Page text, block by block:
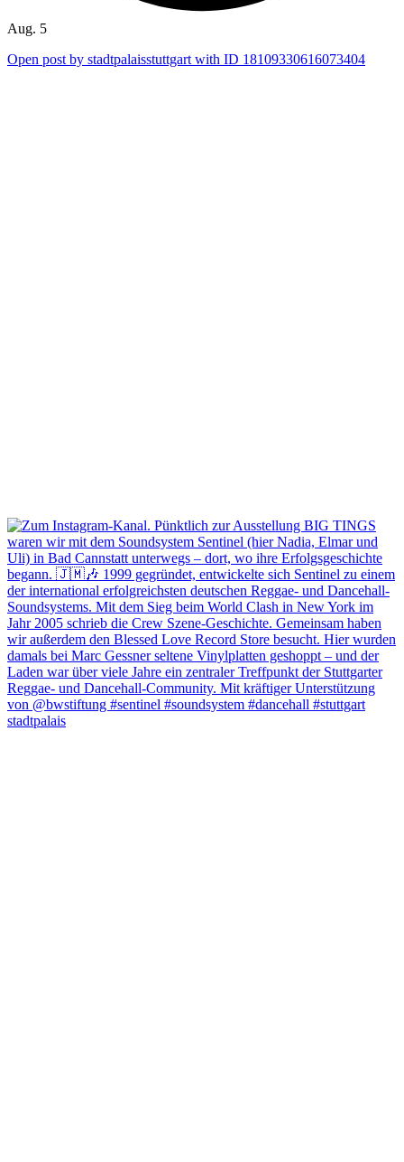
Aug. 5
Open post by stadtpalaisstuttgart with ID 18109330616073404